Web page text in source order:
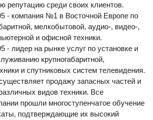
репутацию среди своих клиентов.
компания №1 в Восточной Европе по
мелкобытовой, аудио-, видео-,
и офисной техники.
лидер на рынке услуг по установке и
крупногабаритной,
и спутниковых систем телевидения.
продажу запасных частей и
видов техники. Все
прошли многоступенчатое обучение
подтверждающие их высокий